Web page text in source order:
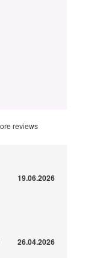
reviews
19.06.2026
26.04.2026